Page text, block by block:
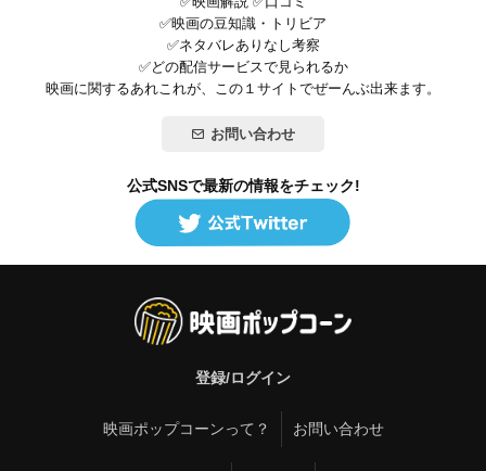
✅映画の豆知識・トリビア
✅ネタバレありなし考察
✅どの配信サービスで見られるか
映画に関するあれこれが、この１サイトでぜーんぶ出来ます。
お問い合わせ
公式SNSで最新の情報をチェック!
登録/ログイン
映画ポップコーンって？ お問い合わせ